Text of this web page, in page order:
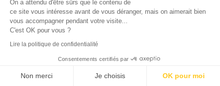
Spring Guinguette 2025
6 mars 2025
convivialité et saveurs locales seront au
On a attendu d'être sûrs que le contenu de
ce site vous intéresse avant de vous déranger, mais on aimerait bien
vous accompagner pendant votre visite...
C'est OK pour vous ?
Lire la politique de confidentialité
Consentements certifiés par
Non merci Je choisis OK pour moi